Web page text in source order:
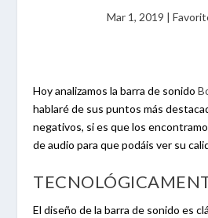
Mar 1, 2019 |
Hoy analizamos la barra de sonido
hablaré de sus puntos más
negativos, si es que los
de audio para que podáis ver su
El diseño de la barra de sonido es